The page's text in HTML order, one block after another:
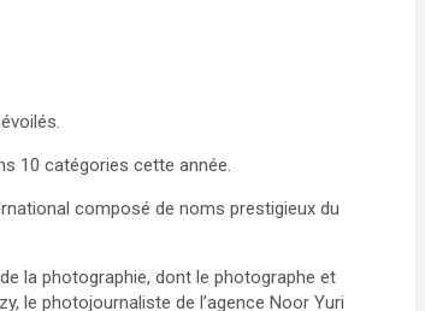
10 catégories cette année.
composé de noms prestigieux du
la photographie, dont le photographe et
le photojournaliste de l’agence Noor Yuri